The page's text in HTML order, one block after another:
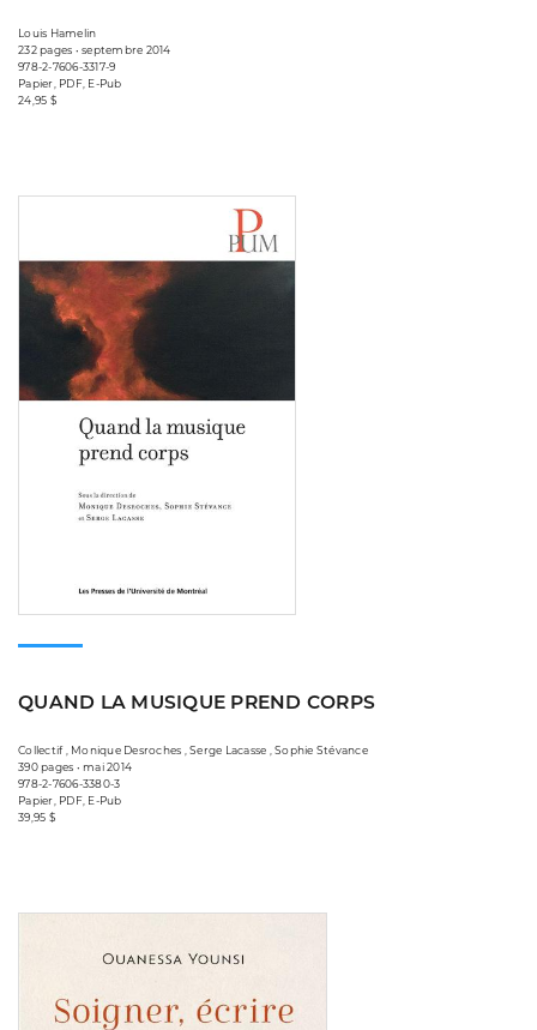
Louis Hamelin
232 pages • septembre 2014
978-2-7606-3317-9
Papier, PDF, E-Pub
24,95 $
QUAND LA MUSIQUE PREND CORPS
Collectif , Monique Desroches , Serge Lacasse , Sophie Stévance
390 pages • mai 2014
978-2-7606-3380-3
Papier, PDF, E-Pub
39,95 $